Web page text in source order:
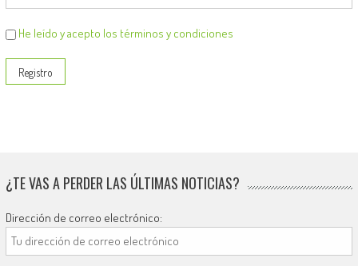
He leído y acepto los términos y condiciones
¿TE VAS A PERDER LAS ÚLTIMAS NOTICIAS?
Dirección de correo electrónico: